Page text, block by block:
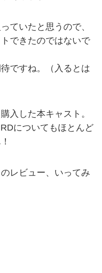
ていたと思うので、
できたのではないで
ですね。（入るとは
入した本キャスト。
についてもほとんど
レビュー、いってみ